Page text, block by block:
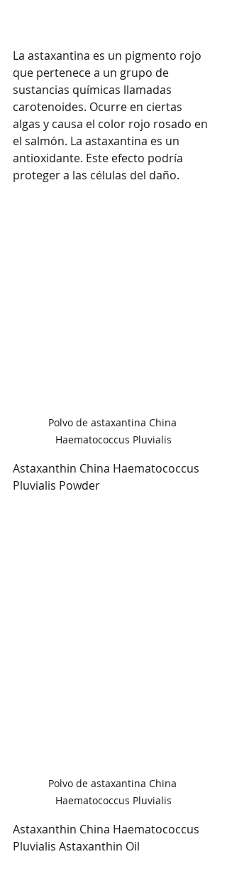
La astaxantina es un pigmento rojo
que pertenece a un grupo de
sustancias químicas llamadas
carotenoides. Ocurre en ciertas
algas y causa el color rojo rosado en
el salmón. La astaxantina es un
antioxidante. Este efecto podría
proteger a las células del daño.
Polvo de astaxantina China
Haematococcus Pluvialis
Astaxanthin China Haematococcus
Pluvialis Powder
Polvo de astaxantina China
Haematococcus Pluvialis
Astaxanthin China Haematococcus
Pluvialis Astaxanthin Oil